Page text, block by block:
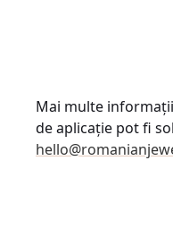
Mai multe
de aplicație pot fi